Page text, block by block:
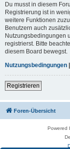
Du musst in diesem
Registrierung ist in
weitere Funktionen
Benutzern auch
Nutzungsbedingungen
registrierst. Bitte
diesem Board bewegst.
Nutzungsbedingungen |
Registrieren
Foren-Übersicht
Powered